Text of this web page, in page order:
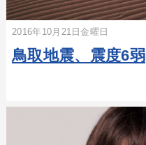
2016年10月21日金曜日
鳥取地震、震度6弱